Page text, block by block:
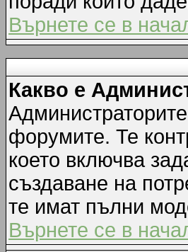
Върнете се в
Какво е
форумите. Те
което включва
създаване на
те имат пълни
Върнете се в